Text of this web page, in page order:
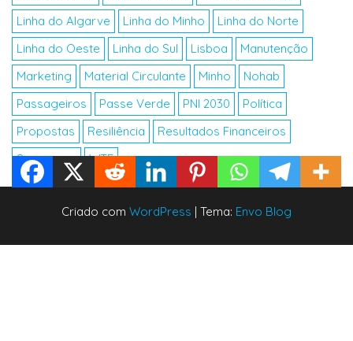
Linha do Algarve
Linha do Minho
Linha do Norte
Linha do Oeste
Linha do Sul Lisboa
Manutenção
Marketing
Material Circulante Minho
Nohab
Passageiros
Passe Verde PNI 2030
Política
Propostas
Resiliência
Resultados Financeiros
Segurança
WTF
Criado com WordPress | Tema: Envo Blog